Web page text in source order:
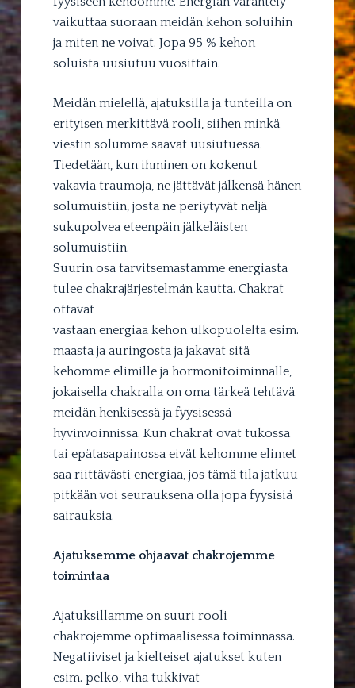
vaikuttaa suoraan meidän kehon soluihin
ja miten ne voivat. Jopa 95 % kehon
soluista uusiutuu vuosittain.
Meidän mielellä, ajatuksilla ja tunteilla on
erityisen merkittävä rooli, siihen minkä
viestin solumme saavat uusiutuessa.
Tiedetään, kun ihminen on kokenut
vakavia traumoja, ne jättävät jälkensä hänen
solumuistiin, josta ne periytyvät neljä
sukupolvea eteenpäin jälkeläisten
solumuistiin.
Suurin osa tarvitsemastamme energiasta
tulee chakrajärjestelmän kautta. Chakrat
ottavat
vastaan energiaa kehon ulkopuolelta esim.
maasta ja auringosta ja jakavat sitä
kehomme elimille ja hormonitoiminnalle,
jokaisella chakralla on oma tärkeä tehtävä
meidän henkisessä ja fyysisessä
hyvinvoinnissa. Kun chakrat ovat tukossa
tai epätasapainossa eivät kehomme elimet
saa riittävästi energiaa, jos tämä tila jatkuu
pitkään voi seurauksena olla jopa fyysisiä
sairauksia.
Ajatuksemme ohjaavat chakrojemme
toimintaa
Ajatuksillamme on suuri rooli
chakrojemme optimaalisessa toiminnassa.
Negatiiviset ja kielteiset ajatukset kuten
esim. pelko, viha tukkivat